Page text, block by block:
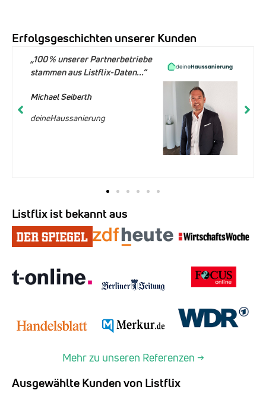
Erfolgsgeschichten unserer Kunden
„100 % unserer Partnerbetriebe
stammen aus Listflix-Daten...“
Michael Seiberth
deineHaussanierung
Listflix ist bekannt aus
Mehr zu unseren Referenzen →
Ausgewählte Kunden von Listflix